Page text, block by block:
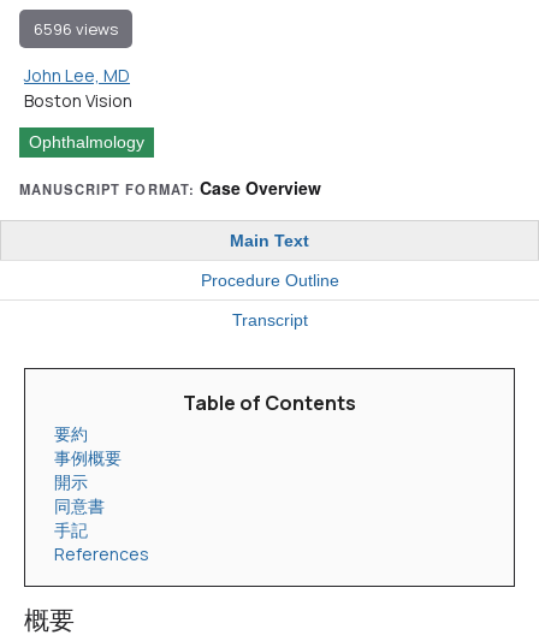
6596 views
John Lee, MD
Boston Vision
Ophthalmology
MANUSCRIPT FORMAT: Case Overview
Main Text
Procedure Outline
Transcript
Table of Contents
要約
事例概要
開示
同意書
手記
References
概要